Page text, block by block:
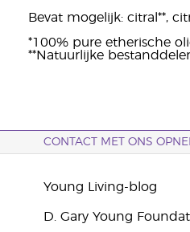
Bevat mogelijk: citral**,
*100% pure etherische
**Natuurlijke
CONTACT MET ONS
Young Living-blog
D. Gary Young